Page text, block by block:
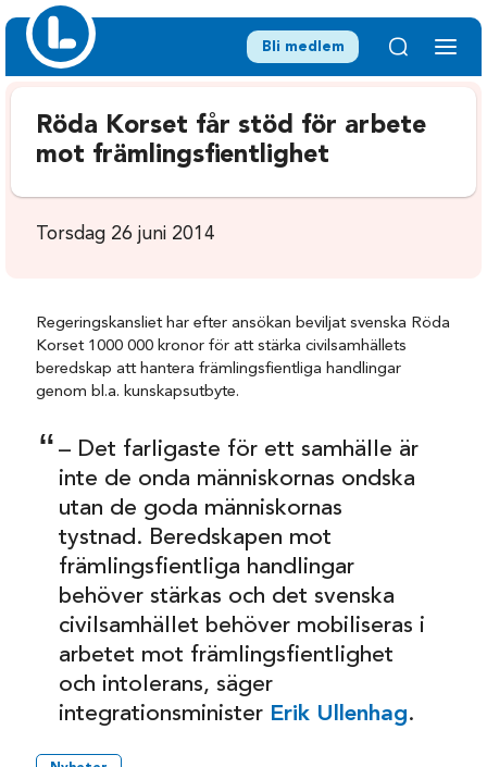
Bli medlem
Röda Korset får stöd för arbete
mot främlingsfientlighet
Torsdag 26 juni 2014
Regeringskansliet har efter ansökan beviljat svenska Röda
Korset 1000 000 kronor för att stärka civilsamhällets
beredskap att hantera främlingsfientliga handlingar
genom bl.a. kunskapsutbyte.
– Det farligaste för ett samhälle är
inte de onda människornas ondska
utan de goda människornas
tystnad. Beredskapen mot
främlingsfientliga handlingar
behöver stärkas och det svenska
civilsamhället behöver mobiliseras i
arbetet mot främlingsfientlighet
och intolerans, säger
integrationsminister Erik Ullenhag.